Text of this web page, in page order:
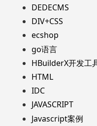
DEDECMS
DIV+CSS
ecshop
go语言
HBuilderX开发工
HTML
IDC
JAVASCRIPT
Javascript案例